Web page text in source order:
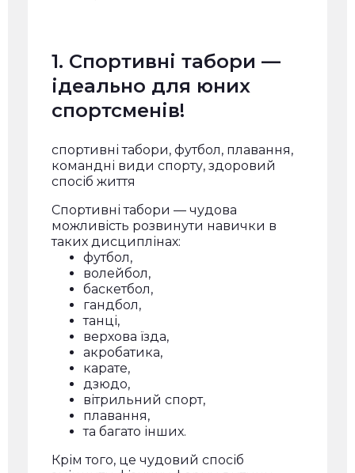
1. Спортивні табори —
ідеально для юних
спортсменів!
спортивні табори, футбол, плавання,
командні види спорту, здоровий
спосіб життя
Спортивні табори — чудова
можливість розвинути навички в
таких дисциплінах:
футбол,
волейбол,
баскетбол,
гандбол,
танці,
верхова їзда,
акробатика,
карате,
дзюдо,
вітрильний спорт,
плавання,
та багато інших.
Крім того, це чудовий спосіб